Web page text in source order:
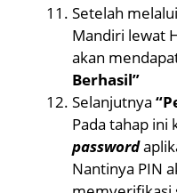
Setelah
Mandiri lewat
akan
Berhasil”
Selanjutnya
Pada tahap ini
password
Nantinya PIN